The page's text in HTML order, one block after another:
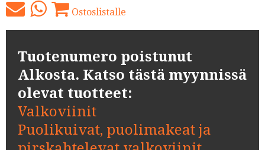
Ostoslistalle
Tuotenumero poistunut
Alkosta. Katso tästä myynnissä
olevat tuotteet:
Valkoviinit
Puolikuivat, puolimakeat ja